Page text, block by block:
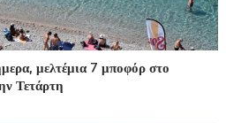
μελτέμια 7 μποφόρ στο
Τετάρτη